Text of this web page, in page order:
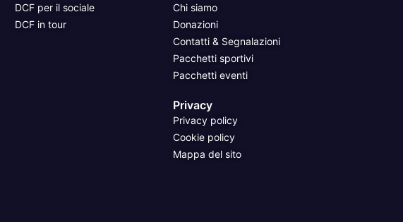
DCF per il sociale
DCF in tour
Chi siamo
Donazioni
Contatti & Segnalazioni
Pacchetti sportivi
Pacchetti eventi
Privacy
Privacy policy
Cookie policy
Mappa del sito